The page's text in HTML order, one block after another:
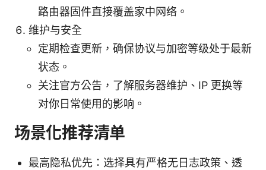
路由器固件直接覆盖家中网络。
维护与安全
定期检查更新，确保协议与加密等级处于最新
状态。
关注官方公告，了解服务器维护、IP 更换等
对你日常使用的影响。
场景化推荐清单
最高隐私优先：选择具有严格无日志政策、透